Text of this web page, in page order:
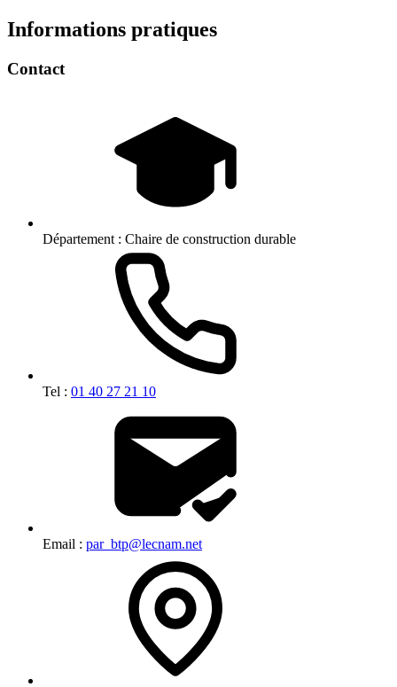
Informations pratiques
Contact
Département : Chaire de construction durable
Tel : 01 40 27 21 10
Email : par_btp@lecnam.net